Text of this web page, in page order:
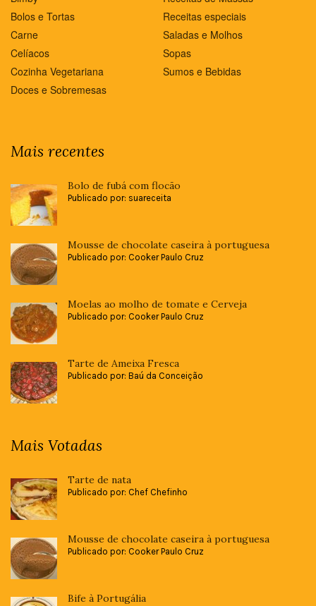
Bolos e Tortas
Carne
Celíacos
Cozinha Vegetariana
Doces e Sobremesas
Receitas especiais
Saladas e Molhos
Sopas
Sumos e Bebidas
Mais recentes
Bolo de fubá com flocão
Publicado por: suareceita
Mousse de chocolate caseira à portuguesa
Publicado por: Cooker Paulo Cruz
Moelas ao molho de tomate e Cerveja
Publicado por: Cooker Paulo Cruz
Tarte de Ameixa Fresca
Publicado por: Baú da Conceição
Mais Votadas
Tarte de nata
Publicado por: Chef Chefinho
Mousse de chocolate caseira à portuguesa
Publicado por: Cooker Paulo Cruz
Bife à Portugália